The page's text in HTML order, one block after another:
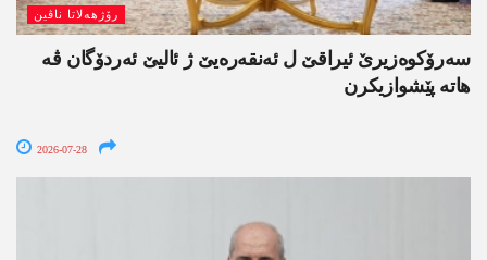
رۆژھەلاتا ناڤین
سەرۆکوەزیرێ ئیراقێ ل ئەنقەرەیێ ژ ئالیێ ئەردۆگان ڤە
ھاتە پێشوازیکرن
2026-07-28